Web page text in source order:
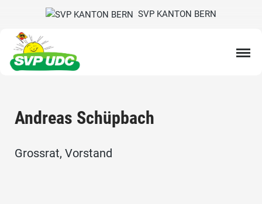
SVP KANTON BERN
Andreas Schüpbach
Grossrat, Vorstand